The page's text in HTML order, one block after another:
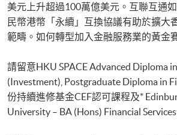
美元上升超過100萬億美元。互聯互通
民幣港幣「永續」互換協議有助於擴大
範疇。如何轉型加入金融服務業的黃金
請留意HKU SPACE Advanced Diploma
(Investment), Postgraduate Diploma in
份持續進修基金CEF認可課程及*
University – BA (Hons) Financial Services